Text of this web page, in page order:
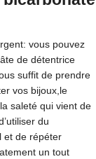
vous pouvez
de détentrice
suffit de prendre
vos bijoux,le
saleté qui vient de
du
et de répéter
un tout